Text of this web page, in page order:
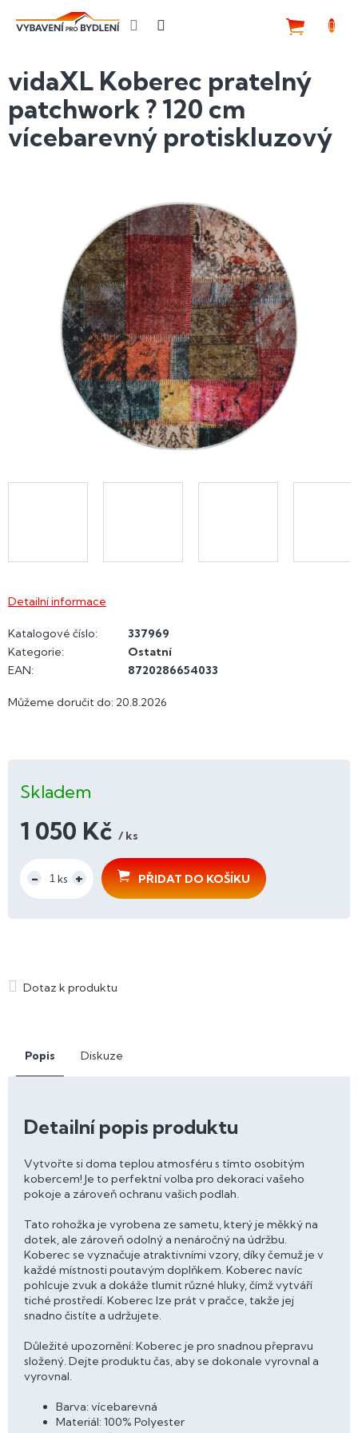
vidaXL Koberec pratelný
patchwork ? 120 cm
vícebarevný protiskluzový
Můžeme doručit do: 20.8.2026
Skladem
1 050 Kč / ks
cena:
PŘIDAT DO KOŠÍKU
Detailní informace
Katalogové číslo:
337969
Kategorie:
Ostatní
EAN: 8720286654033
Popis Diskuze
Detailní popis produktu
Vytvořte si doma teplou atmosféru s tímto osobitým
kobercem! Je to perfektní volba pro dekoraci vašeho
pokoje a zároveň ochranu vašich podlah.
Tato rohožka je vyrobena ze sametu, který je měkký na
dotek, ale zároveň odolný a nenáročný na údržbu.
Koberec se vyznačuje atraktivními vzory, díky čemuž je v
každé místnosti poutavým doplňkem. Koberec navíc
pohlcuje zvuk a dokáže tlumit různé hluky, čímž vytváří
tiché prostředí. Koberec lze prát v pračce, takže jej
snadno čistíte a udržujete.
Důležité upozornění: Koberec je pro snadnou přepravu
složený. Dejte produktu čas, aby se dokonale vyrovnal a
vyrovnal.
Barva: vícebarevná
Materiál: 100% Polyester